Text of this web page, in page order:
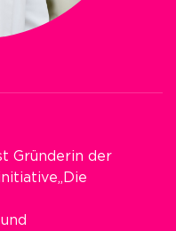
Gründerin der